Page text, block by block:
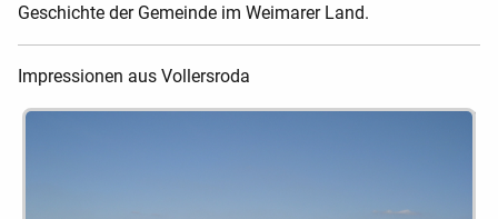
Geschichte der Gemeinde im Weimarer Land.
Impressionen aus Vollersroda